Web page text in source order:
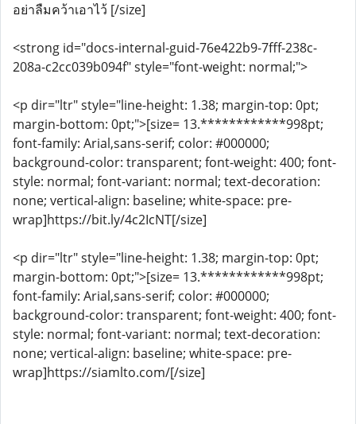
อย่าลืมคว้าเอาไว้ [/size]
<strong id="docs-internal-guid-76e422b9-7fff-238c-
208a-c2cc039b094f" style="font-weight: normal;">
<p dir="ltr" style="line-height: 1.38; margin-top: 0pt;
margin-bottom: 0pt;">[size= 13.************998pt;
font-family: Arial,sans-serif; color: #000000;
background-color: transparent; font-weight: 400; font-
style: normal; font-variant: normal; text-decoration:
none; vertical-align: baseline; white-space: pre-
wrap]https://bit.ly/4c2IcNT[/size]
<p dir="ltr" style="line-height: 1.38; margin-top: 0pt;
margin-bottom: 0pt;">[size= 13.************998pt;
font-family: Arial,sans-serif; color: #000000;
background-color: transparent; font-weight: 400; font-
style: normal; font-variant: normal; text-decoration:
none; vertical-align: baseline; white-space: pre-
wrap]https://siamlto.com/[/size]